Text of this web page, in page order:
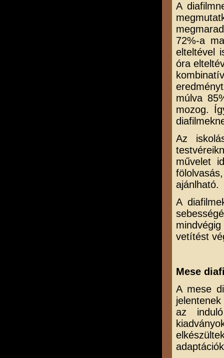
A
72%-a
elteltével
óra
múlva
mozog.
Az
művelet
ajánlható.
A
vetítést
Mese
A mese
az